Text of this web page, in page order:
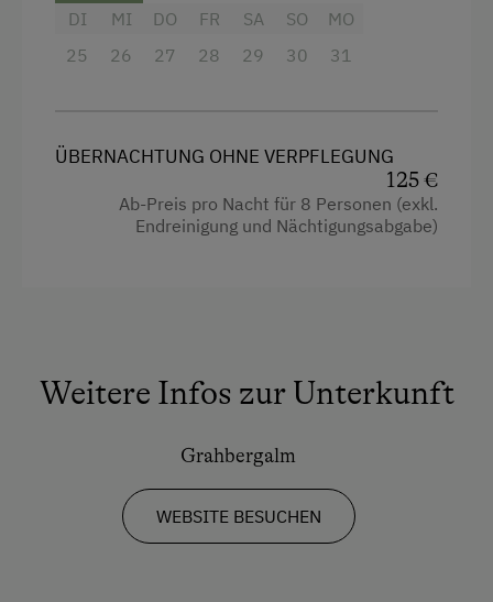
DI
25
MI
26
DO
27
FR
28
SA
29
SO
30
MO
31
ÜBERNACHTUNG OHNE VERPFLEGUNG
125 €
Ab-Preis pro Nacht für 8 Personen (exkl.
Endreinigung und Nächtigungsabgabe)
Weitere Infos zur Unterkunft
Grahbergalm
WEBSITE BESUCHEN